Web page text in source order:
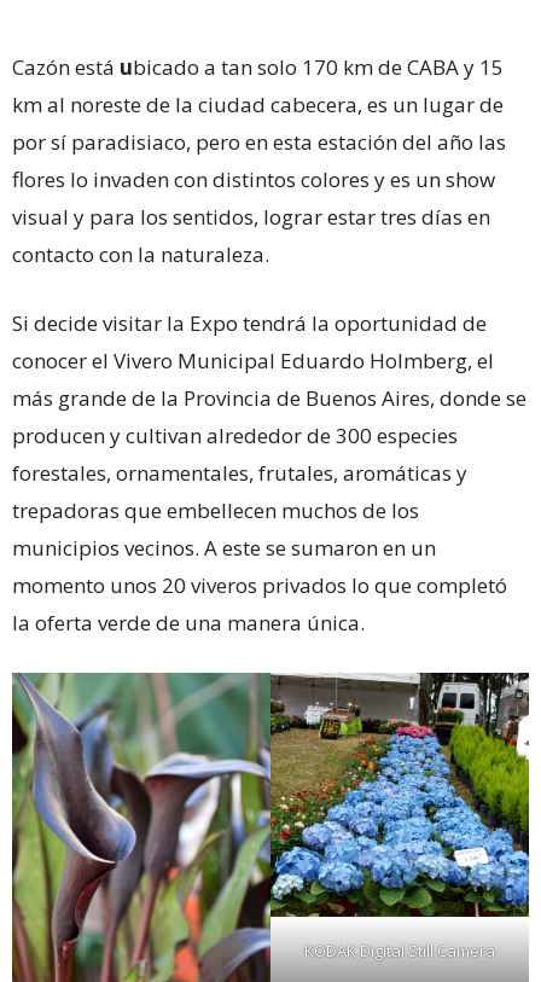
Cazón está ubicado a tan solo 170 km de CABA y 15
km al noreste de la ciudad cabecera, es un lugar de
por sí paradisiaco, pero en esta estación del año las
flores lo invaden con distintos colores y es un show
visual y para los sentidos, lograr estar tres días en
contacto con la naturaleza.
Si decide visitar la Expo tendrá la oportunidad de
conocer el Vivero Municipal Eduardo Holmberg, el
más grande de la Provincia de Buenos Aires, donde se
producen y cultivan alrededor de 300 especies
forestales, ornamentales, frutales, aromáticas y
trepadoras que embellecen muchos de los
municipios vecinos. A este se sumaron en un
momento unos 20 viveros privados lo que completó
la oferta verde de una manera única.
KODAK Digital Still Camera